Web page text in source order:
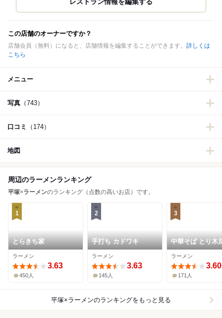
この店舗のオーナーですか？
店舗会員（無料）になると、店舗情報を編集することができます。 詳しくは
こちら
メニュー
写真 （743）
口コミ （174）
地図
周辺のラーメンランキング
平塚×ラーメンのランキング（点数の高いお店）です。
1
とらきち家
ラーメン
3.63
450人
2
手打ち カドワキ
ラーメン
3.63
145人
3
中華そば とり木
ラーメン
3.60
171人
平塚×ラーメンのランキングをもっと見る